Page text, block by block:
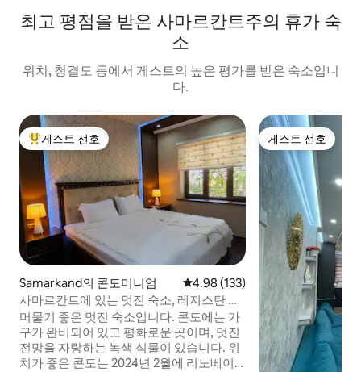
최고 평점을 받은 사마르칸트주의 휴가 숙
소
위치, 청결도 등에서 게스트의 높은 평가를 받은 숙소입니
다.
상위 게스트 선호
게스트 선호
Samarkand의 콘도미니엄 평점 4.98점(5점 만점), 후기 133
4.98 (133)
사마르칸트에 있는 멋진 숙소, 레지스탄 스
퀘어
머물기 좋은 멋진 숙소입니다. 콘도에는 가
구가 완비되어 있고 평화로운 곳이며, 멋진
전망을 자랑하는 녹색 식물이 있습니다. 위
치가 좋은 콘도는 2024년 2월에 리노베이
게스트 선호
게스트 선호